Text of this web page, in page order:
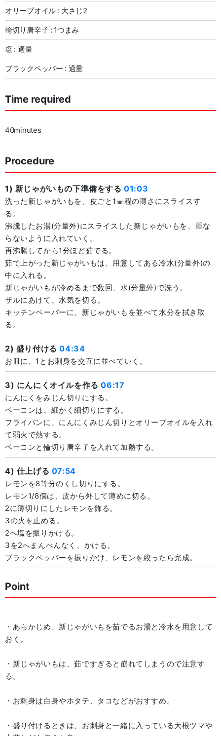
オリーブオイル : 大さじ2
輪切り唐辛子 : 1つまみ
塩 : 適量
ブラックペッパー : 適量
Time required
40minutes
Procedure
1) 新じゃがいもの下準備をする01:03
洗った新じゃがいもを、皮ごと1㎜程の薄さにスライスす
る。
沸騰したお湯(分量外)にスライスした新じゃがいもを、重な
らないように入れていく。
再沸騰してから1分ほど茹でる。
茹で上がった新じゃがいもは、用意してある冷水(分量外)の
中に入れる。
新じゃがいもが冷めるまで数回、水(分量外)で洗う。
ザルにあけて、水気を切る。
キッチンペーパーに、新じゃがいもを並べて水分を拭き取
る。
2) 盛り付ける04:34
お皿に、1とお刺身を交互に並べていく。
3) にんにくオイルを作る06:17
にんにくをみじん切りにする。
ベーコンは、細かく細切りにする。
フライパンに、にんにくみじん切りとオリーブオイルを入れ
て弱火で熱する。
ベーコンと輪切り唐辛子を入れて加熱する。
4) 仕上げる 07:54
レモンを8等分のくし切りにする。
レモン1/8個は、皮から外して薄めに切る。
2に薄切りにしたレモンを飾る。
3の火を止める。
2へ塩を振りかける。
3を2へまんべんなく、かける。
ブラックペッパーを振りかけ、レモンを絞ったら完成。
Point
・あらかじめ、新じゃがいもを茹でるお湯と冷水を用意して
おく。
・新じゃがいもは、茹ですぎると崩れてしまうので注意す
る。
・お刺身は白身やホタテ、タコなどがおすすめ。
・盛り付けるときは、お刺身と一緒に入っている大根ツマや